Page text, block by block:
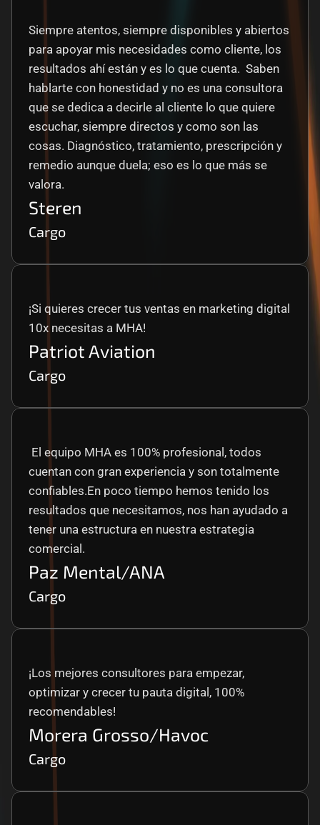
Siempre atentos, siempre disponibles y abiertos
para apoyar mis necesidades como cliente, los
resultados ahí están y es lo que cuenta.  Saben
hablarte con honestidad y no es una consultora
que se dedica a decirle al cliente lo que quiere
escuchar, siempre directos y como son las
cosas. Diagnóstico, tratamiento, prescripción y
remedio aunque duela; eso es lo que más se
valora.
Steren
Cargo
¡Si quieres crecer tus ventas en marketing digital
10x necesitas a MHA!
Patriot Aviation
Cargo
cuentan con gran experiencia y son totalmente
confiables.En poco tiempo hemos tenido los
resultados que necesitamos, nos han ayudado a
tener una estructura en nuestra estrategia
comercial.
Paz Mental/ANA
Cargo
¡Los mejores consultores para empezar,
optimizar y crecer tu pauta digital, 100%
recomendables!
Morera Grosso/Havoc
Cargo